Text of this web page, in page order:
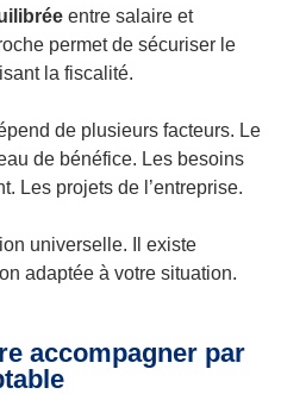
entre salaire et
permet de sécuriser le
la fiscalité.
de plusieurs facteurs. Le
de bénéfice. Les besoins
Les projets de l’entreprise.
universelle. Il existe
adaptée à votre situation.
accompagner par